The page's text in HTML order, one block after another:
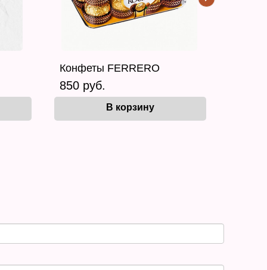
Конфеты FERRERO
850 руб.
В корзину